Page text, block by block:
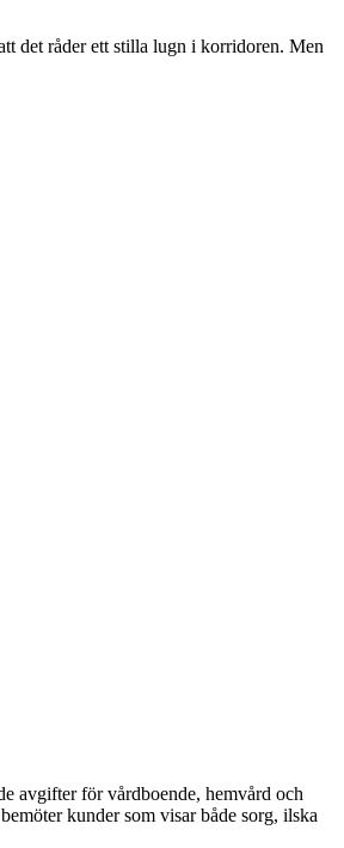
det råder ett stilla lugn i korridoren. Men
avgifter för vårdboende, hemvård och
kunder som visar både sorg, ilska